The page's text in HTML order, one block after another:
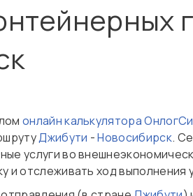
онлайн калькулятора
Джибути -Новосибирск.
услуги во
и отслеживать ход выполнения